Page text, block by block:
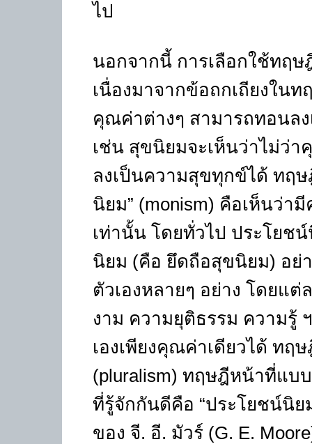
ไป
นอกจากนี้ การเลือกใช้ทฤ
เนื่องมาจากข้อถกเถียงใน
คุณค่าต่างๆ สามารถทอนล
เช่น สุขนิยมจะเห็นว่าไม่ว่
ลงเป็นความสุขทุกข์ได้ ทฤ
นิยม” (monism) คือเห็นว่า
เท่านั้น โดยทั่วไป ประโย
นิยม (คือ ยึดถือสุขนิยม) อย่
ตัวเองหลายๆ อย่าง โดยแ
งาม ความยุติธรรม ความรู้
เองเพียงคุณค่าเดียวได้ ทฤ
(pluralism) ทฤษฎีหน้าที่แ
ที่รู้จักกันดีคือ “ประโยชน์นิย
ของ จี. อี. มัวร์ (G. E.